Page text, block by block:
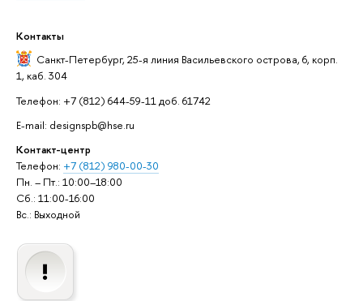
Контакты
Санкт-Петербург, 25-я линия Васильевского острова, 6, корп.
1, каб. 304
Телефон: +7 (812) 644-59-11 доб. 61742
E-mail: designspb@hse.ru
Контакт-центр
Телефон: +7 (812) 980-00-30
Пн. – Пт.: 10:00–18:00
Сб.: 11:00-16:00
Вс.: Выходной